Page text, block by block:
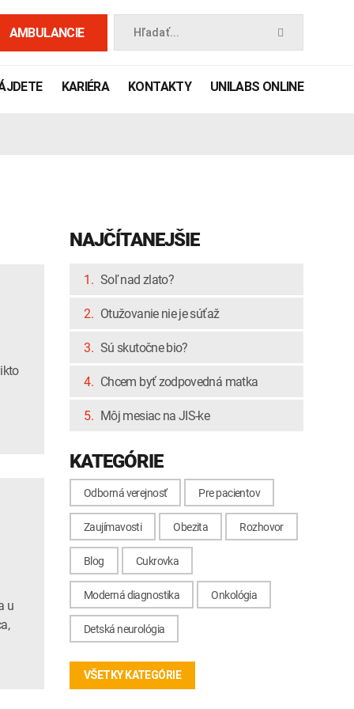
AMBULANCIE Hľadať...
KARIÉRA KONTAKTY UNILABS ONLINE
u
NAJČÍTANEJŠIE
1. Soľ nad zlato?
2. Otužovanie nie je súťaž
3. Sú skutočne bio?
4. Chcem byť zodpovedná matka
5. Môj mesiac na JIS-ke
KATEGÓRIE
Odborná verejnosť Pre pacientov
Zaujímavosti Obezita Rozhovor
Blog Cukrovka
Moderná diagnostika Onkológia
Detská neurológia
VŠETKY KATEGÓRIE